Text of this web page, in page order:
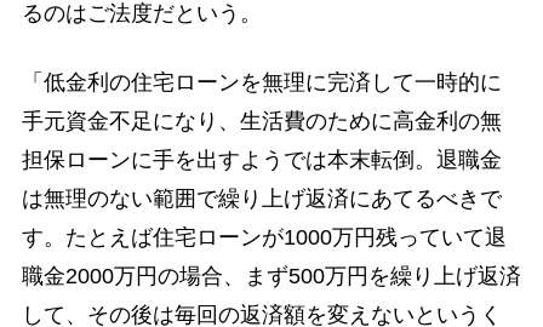
るのはご法度だという。
「低金利の住宅ローンを無理に完済して一時的に
手元資金不足になり、生活費のために高金利の無
担保ローンに手を出すようでは本末転倒。退職金
は無理のない範囲で繰り上げ返済にあてるべきで
す。たとえば住宅ローンが1000万円残っていて退
職金2000万円の場合、まず500万円を繰り上げ返済
して、その後は毎回の返済額を変えないというく